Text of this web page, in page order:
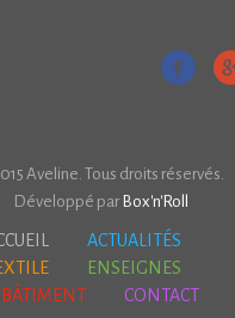
Aveline. Tous droits réservés.
Développé par Box'n'Roll
ACTUALITÉS
ENSEIGNES
BÂTIMENT
CONTACT